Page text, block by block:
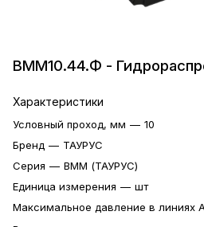
ВММ10.44.Ф -
Характеристики
Условный проход, мм — 10
Бренд — ТАУРУС
Серия — ВММ (ТАУРУС)
Единица измерения — шт
Максимальное давление в линиях